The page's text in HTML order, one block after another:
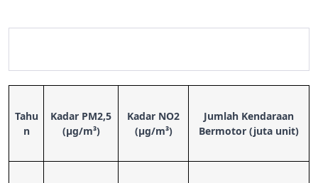
Tahu
n
Kadar PM2,5
(µg/m³)
Kadar NO2
(µg/m³)
Jumlah Kendaraan
Bermotor (juta unit)